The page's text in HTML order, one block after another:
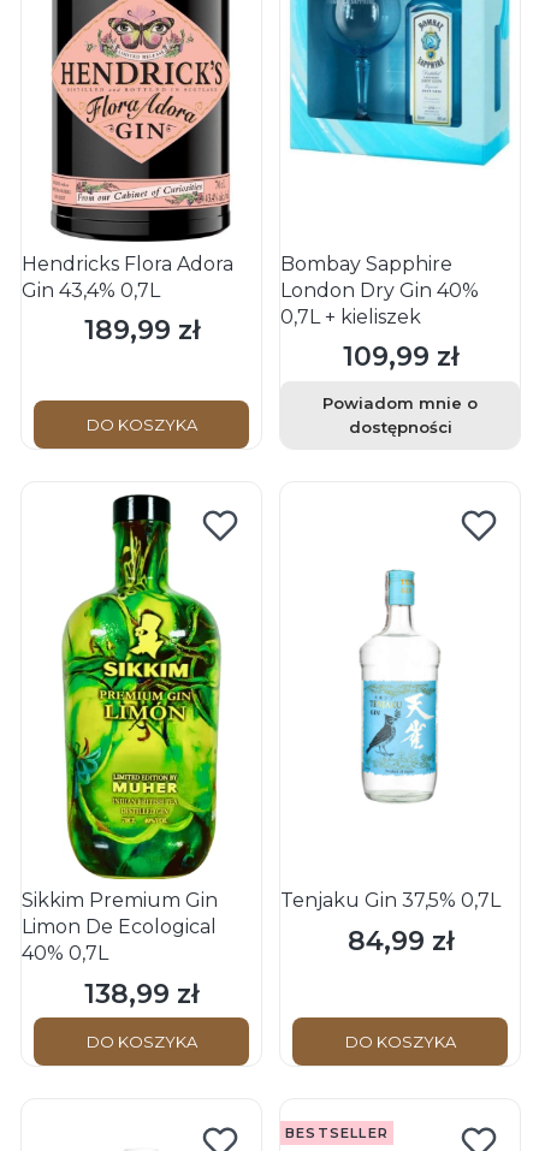
Hendricks Flora Adora
Gin 43,4% 0,7L
Cena
189,99 zł
DO KOSZYKA
Bombay Sapphire
London Dry Gin 40%
0,7L + kieliszek
Cena
109,99 zł
Powiadom mnie o
dostępności
Sikkim Premium Gin
Limon De Ecological
40% 0,7L
Cena
138,99 zł
DO KOSZYKA
Tenjaku Gin 37,5% 0,7L
Cena
84,99 zł
DO KOSZYKA
BESTSELLER